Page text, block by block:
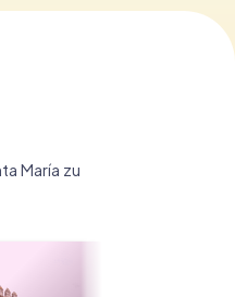
María zu